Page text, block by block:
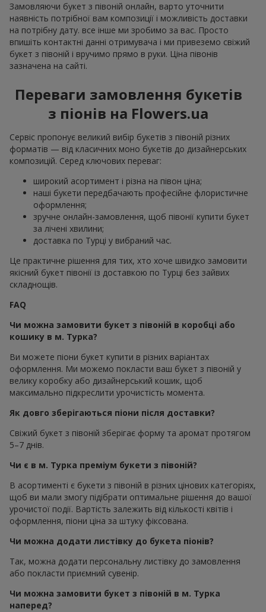
Замовляючи букет з півоній онлайн, варто уточнити
наявність потрібної вам композиції і можливість доставки
на потрібну дату. все інше ми зробимо за вас. Просто
впишіть контактні данні отримувача і ми привеземо свіжий
букет з півоній і вручимо прямо в руки. Ціна півонів
зазначена на сайті.
Переваги замовлення букетів
з піонів на Flowers.ua
Сервіс пропонує великий вибір букетів з півоній різних
форматів — від класичних моно букетів до дизайнерських
композицій. Серед ключових переваг:
широкий асортимент і різна на півон ціна;
наші букети передбачають професійне флористичне
оформлення;
зручне онлайн-замовлення, щоб півонії купити букет
за лічені хвилини;
доставка по Турці у вибраний час.
Це практичне рішення для тих, хто хоче швидко замовити
якісний букет півонії із доставкою по Турці без зайвих
складнощів.
FAQ
Чи можна замовити букет з півоній в коробці або
кошику в м. Турка?
Ви можете піони букет купити в різних варіантах
оформлення. Ми можемо покласти ваш букет з півоній у
велику коробку або дизайнерський кошик, щоб
максимально підкреслити урочистість момента.
Як довго зберігаються піони після доставки?
Свіжий букет з півоній зберігає форму та аромат протягом
5–7 днів.
Чи є в м. Турка преміум букети з півоній?
В асортименті є букети з півоній в різних цінових категоріях,
щоб ви мали змогу підібрати оптимальне рішення до вашої
урочистої події. Вартість залежить від кількості квітів і
оформлення, піони ціна за штуку фіксована.
Чи можна додати листівку до букета піонів?
Так, можна додати персональну листівку до замовлення
або покласти приємний сувенір.
Чи можна замовити букет з півоній в м. Турка
наперед?